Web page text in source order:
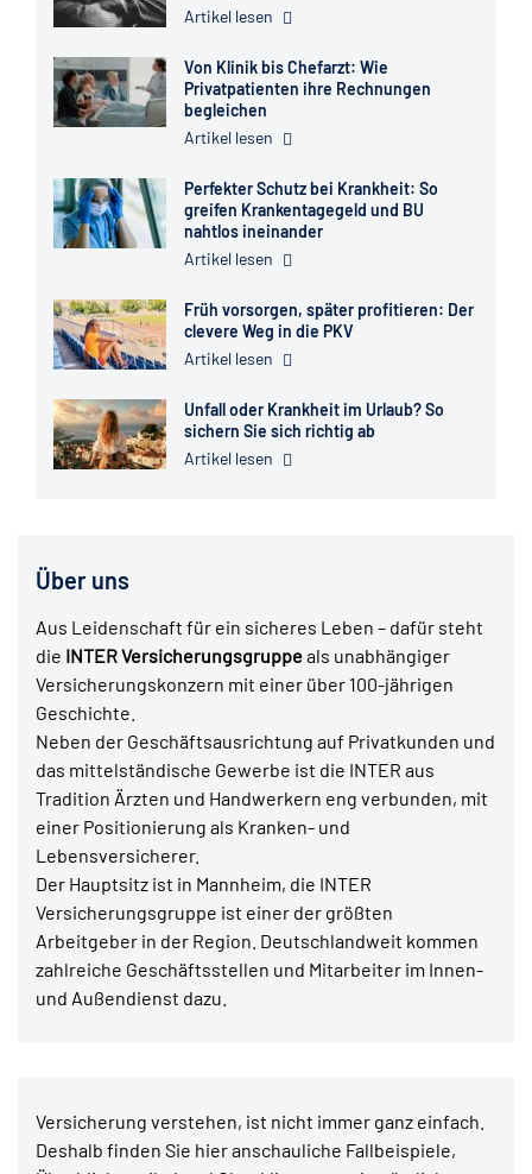
Artikel lesen
Von Klinik bis Chefarzt: Wie
Privatpatienten ihre Rechnungen
begleichen
Artikel lesen
Perfekter Schutz bei Krankheit: So
greifen Krankentagegeld und BU
nahtlos ineinander
Artikel lesen
Früh vorsorgen, später profitieren: Der
clevere Weg in die PKV
Artikel lesen
Unfall oder Krankheit im Urlaub? So
sichern Sie sich richtig ab
Artikel lesen
Über uns
Aus Leidenschaft für ein sicheres Leben – dafür steht
die INTER Versicherungsgruppeals unabhängiger
Versicherungskonzern mit einer über 100-jährigen
Geschichte.
Neben der Geschäftsausrichtung auf Privatkunden und
das mittelständische Gewerbe ist die INTER aus
Tradition Ärzten und Handwerkern eng verbunden, mit
einer Positionierung als Kranken- und
Lebensversicherer.
Der Hauptsitz ist in Mannheim, die INTER
Versicherungsgruppe ist einer der größten
Arbeitgeber in der Region. Deutschlandweit kommen
zahlreiche Geschäftsstellen und Mitarbeiter im Innen-
und Außendienst dazu.
Versicherung verstehen, ist nicht immer ganz einfach.
Deshalb finden Sie hier anschauliche Fallbeispiele,